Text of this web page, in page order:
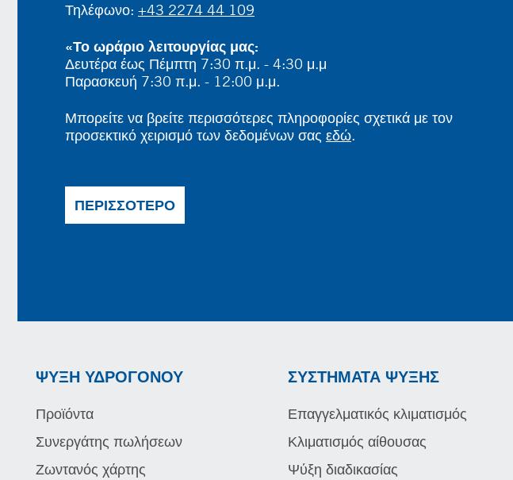
Τηλέφωνο: +43 2274 44 109
«Το ωράριο λειτουργίας μας:
Δευτέρα έως Πέμπτη 7:30 π.μ. - 4:30 μ.μ
Παρασκευή 7:30 π.μ. - 12:00 μ.μ.
Μπορείτε να βρείτε περισσότερες πληροφορίες σχετικά με τον
προσεκτικό χειρισμό των δεδομένων σας εδώ.
ΠΕΡΙΣΣΌΤΕΡΟ
ΨΎΞΗ ΥΔΡΟΓΌΝΟΥ
Προϊόντα
Συνεργάτης πωλήσεων
Ζωντανός χάρτης
ΣΥΣΤΉΜΑΤΑ ΨΎΞΗΣ
Επαγγελματικός κλιματισμός
Κλιματισμός αίθουσας
Ψύξη διαδικασίας